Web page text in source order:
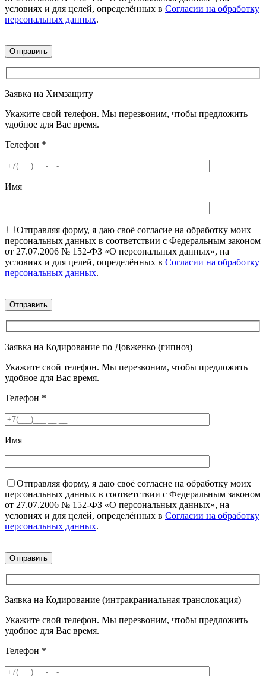
условиях и для целей, определённых в Согласии на обработку
персональных данных.
Заявка на Химзащиту
Укажите свой телефон. Мы перезвоним, чтобы предложить
удобное для Вас время.
Телефон *
Имя
Отправляя форму, я даю своё согласие на обработку моих
персональных данных в соответствии с Федеральным законом
от 27.07.2006 № 152-ФЗ «О персональных данных», на
условиях и для целей, определённых в Согласии на обработку
персональных данных.
Заявка на Кодирование по Довженко (гипноз)
Укажите свой телефон. Мы перезвоним, чтобы предложить
удобное для Вас время.
Телефон *
Имя
Отправляя форму, я даю своё согласие на обработку моих
персональных данных в соответствии с Федеральным законом
от 27.07.2006 № 152-ФЗ «О персональных данных», на
условиях и для целей, определённых в Согласии на обработку
персональных данных.
Заявка на Кодирование (интракраниальная транслокация)
Укажите свой телефон. Мы перезвоним, чтобы предложить
удобное для Вас время.
Телефон *